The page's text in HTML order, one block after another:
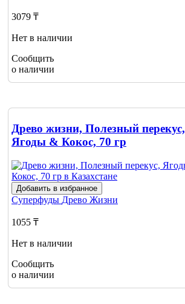
3079 ₸
Нет в наличии
Сообщить
о наличии
Древо жизни, Полезный перекус,
Ягоды & Кокос, 70 гр
Добавить в избранное
Суперфуды Древо Жизни
1055 ₸
Нет в наличии
Сообщить
о наличии